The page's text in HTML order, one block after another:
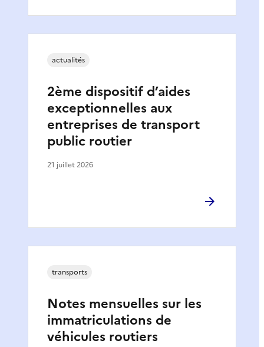
2ème dispositif d’aides
exceptionnelles aux
entreprises de transport
public routier
actualités
21 juillet 2026
Notes mensuelles sur les
immatriculations de
véhicules routiers
transports